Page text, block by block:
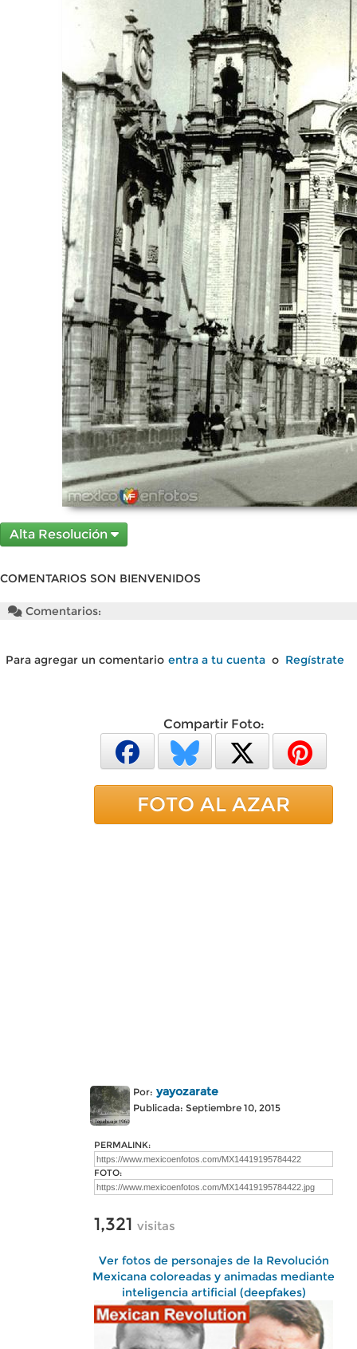
Alta Resolución
COMENTARIOS SON BIENVENIDOS
Comentarios:
Para agregar un comentario entra a tu cuenta o Regístrate
Compartir Foto:
FOTO AL AZAR
Por: yayozarate
Publicada: Septiembre 10, 2015
PERMALINK:
FOTO:
1,321 visitas
Ver fotos de personajes de la Revolución
Mexicana coloreadas y animadas mediante
inteligencia artificial (deepfakes)